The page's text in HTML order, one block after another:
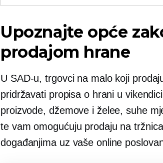
Upoznajte opće
prodajom hrane
U SAD-u, trgovci na malo koji
pridržavati propisa o hrani u
proizvode, džemove i želee, suhe
te vam omogućuju prodaju na
događanjima uz vaše online